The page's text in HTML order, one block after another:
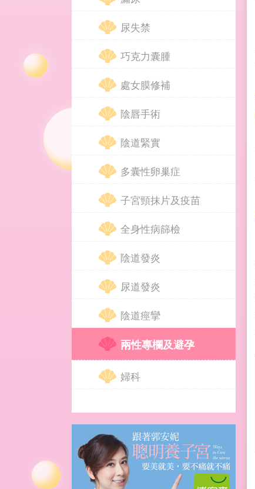
尿失禁
巧克力囊腫
處女膜修補
陰唇手術
陰道緊實
多囊性卵巢症
子宮頸抹片及疫苗
全身性病篩檢
陰道發炎
尿道發炎
陰道痙攣
兩性專欄及避孕
婦科